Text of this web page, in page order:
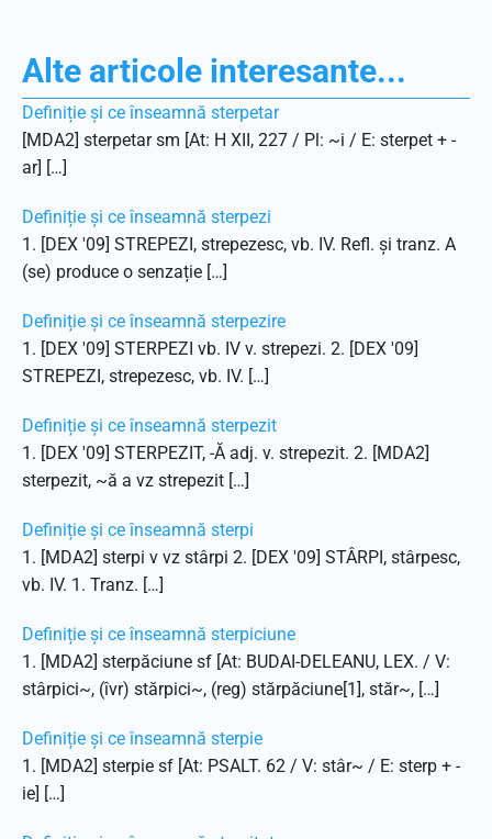
Alte articole interesante...
Definiție și ce înseamnă sterpetar
[MDA2] sterpetar sm [At: H XII, 227 / Pl: ~i / E: sterpet + -
ar] […]
Definiție și ce înseamnă sterpezi
1. [DEX '09] STREPEZI, strepezesc, vb. IV. Refl. și tranz. A
(se) produce o senzație […]
Definiție și ce înseamnă sterpezire
1. [DEX '09] STERPEZI vb. IV v. strepezi. 2. [DEX '09]
STREPEZI, strepezesc, vb. IV. […]
Definiție și ce înseamnă sterpezit
1. [DEX '09] STERPEZIT, -Ă adj. v. strepezit. 2. [MDA2]
sterpezit, ~ă a vz strepezit […]
Definiție și ce înseamnă sterpi
1. [MDA2] sterpi v vz stârpi 2. [DEX '09] STÂRPI, stârpesc,
vb. IV. 1. Tranz. […]
Definiție și ce înseamnă sterpiciune
1. [MDA2] sterpăciune sf [At: BUDAI-DELEANU, LEX. / V:
stârpici~, (îvr) stărpici~, (reg) stărpăciune[1], stăr~, […]
Definiție și ce înseamnă sterpie
1. [MDA2] sterpie sf [At: PSALT. 62 / V: stâr~ / E: sterp + -
ie] […]